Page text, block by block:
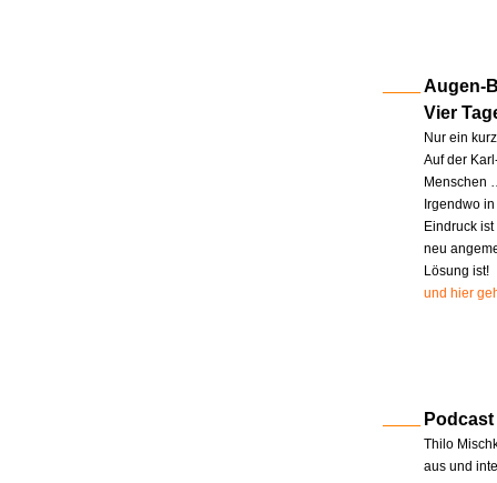
Augen-
Vier
Nur ein
Auf der
Menschen
Irgendwo
Eindruck
neu
Lösung ist!
und hier
Podcast
Thilo
aus und